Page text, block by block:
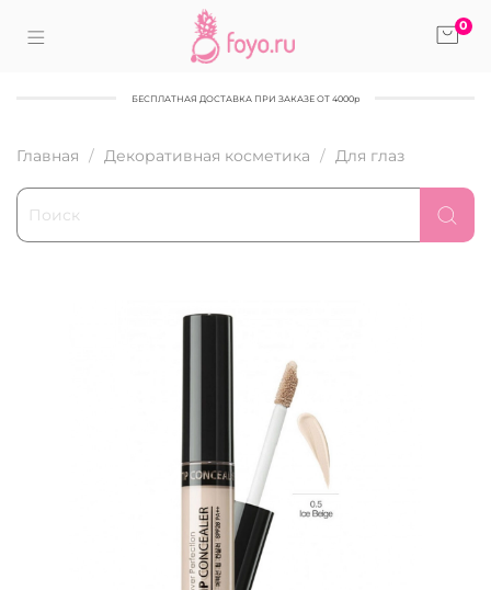
0
БЕСПЛАТНАЯ ДОСТАВКА ПРИ ЗАКАЗЕ ОТ 4000р
Главная Декоративная косметика Для глаз